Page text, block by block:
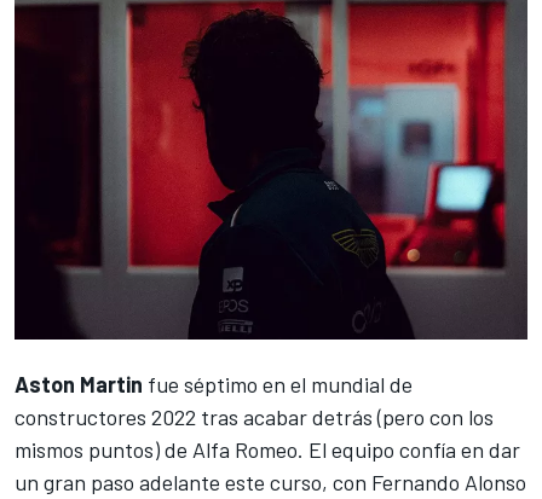
Aston Martin fue séptimo en el mundial de
constructores 2022 tras acabar detrás (pero con los
mismos puntos) de Alfa Romeo. El equipo confía en dar
un gran paso adelante este curso, con Fernando Alonso